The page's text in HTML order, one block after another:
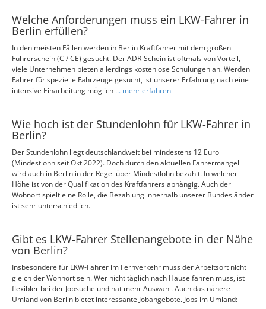
Welche Anforderungen muss ein LKW-Fahrer in
Berlin erfüllen?
In den meisten Fällen werden in Berlin Kraftfahrer mit dem großen
Führerschein (C / CE) gesucht. Der ADR-Schein ist oftmals von Vorteil,
viele Unternehmen bieten allerdings kostenlose Schulungen an. Werden
Fahrer für spezielle Fahrzeuge gesucht, ist unserer Erfahrung nach eine
intensive Einarbeitung möglich ... mehr erfahren
Wie hoch ist der Stundenlohn für LKW-Fahrer in
Berlin?
Der Stundenlohn liegt deutschlandweit bei mindestens 12 Euro
(Mindestlohn seit Okt 2022). Doch durch den aktuellen Fahrermangel
wird auch in Berlin in der Regel über Mindestlohn bezahlt. In welcher
Höhe ist von der Qualifikation des Kraftfahrers abhängig. Auch der
Wohnort spielt eine Rolle, die Bezahlung innerhalb unserer Bundesländer
ist sehr unterschiedlich.
Gibt es LKW-Fahrer Stellenangebote in der Nähe
von Berlin?
Insbesondere für LKW-Fahrer im Fernverkehr muss der Arbeitsort nicht
gleich der Wohnort sein. Wer nicht täglich nach Hause fahren muss, ist
flexibler bei der Jobsuche und hat mehr Auswahl. Auch das nähere
Umland von Berlin bietet interessante Jobangebote. Jobs im Umland: